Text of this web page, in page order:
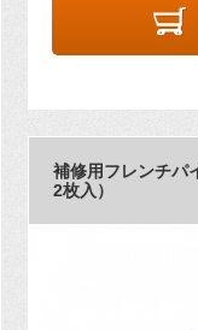
補修用フレンチ
2枚入）